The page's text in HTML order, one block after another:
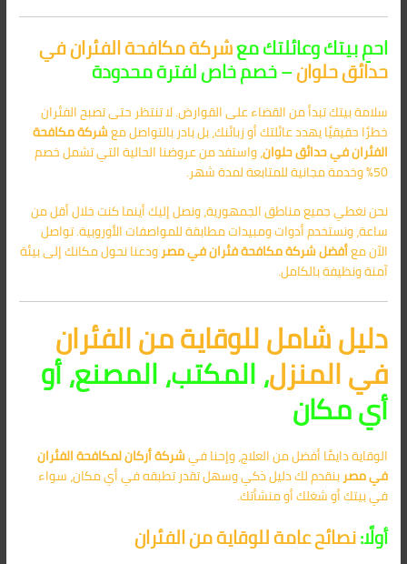
احمِ بيتك وعائلتك معشركة مكافحة الفئران في
حدائق حلوان– خصم خاص لفترة محدودة
سلامة بيتك تبدأ من القضاء على القوارض. لا تنتظر حتى تصبح الفئران
خطرًا حقيقيًا يهدد عائلتك أو زبائنك، بل بادر بالتواصل معشركة مكافحة
الفئران في حدائق حلوان، واستفد من عروضنا الحالية التي تشمل خصم
50% وخدمة مجانية للمتابعة لمدة شهر.
نحن نغطي جميع مناطق الجمهورية، ونصل إليك أينما كنت خلال أقل من
ساعة، ونستخدم أدوات ومبيدات مطابقة للمواصفات الأوروبية. تواصل
الآن معأفضلشركة مكافحة فئران في مصرودعنا نحول مكانك إلى بيئة
آمنة ونظيفة بالكامل.
دليل شامل للوقاية من الفئران
في المنزل، المكتب، المصنع، أو
أي مكان
الوقاية دايمًا أفضل من العلاج، وإحنا فيشركة أركان لمكافحة الفئران
في مصربنقدم لك دليل ذكي وسهل تقدر تطبقه في أي مكان، سواء
في بيتك أو شغلك أو منشأتك.
أولًا:نصائح عامة للوقاية من الفئران